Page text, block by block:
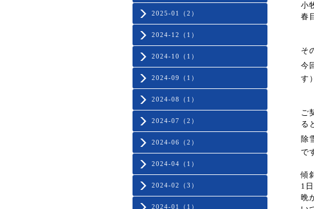
2025-01（2）
2024-12（1）
2024-10（1）
2024-09（1）
2024-08（1）
2024-07（2）
2024-06（2）
2024-04（1）
2024-02（3）
2024-01（1）
小
春
そ
今
す）
ご
る
除
で
傾
1
晩